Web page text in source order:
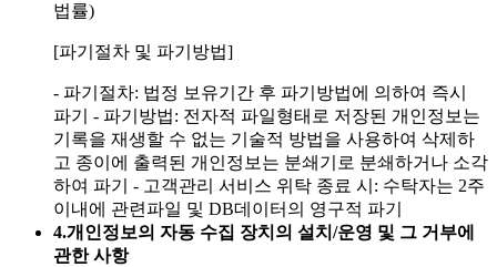
법률)
[파기절차 및 파기방법]
- 파기절차: 법정 보유기간 후 파기방법에 의하여 즉시
파기
- 파기방법: 전자적 파일형태로 저장된 개인정보는
기록을 재생할 수 없는 기술적 방법을 사용하여 삭제하
고 종이에 출력된 개인정보는 분쇄기로 분쇄하거나 소각
하여 파기
- 고객관리 서비스 위탁 종료 시: 수탁자는 2주
이내에 관련파일 및 DB데이터의 영구적 파기
4.개인정보의 자동 수집 장치의 설치/운영 및 그 거부에
관한 사항